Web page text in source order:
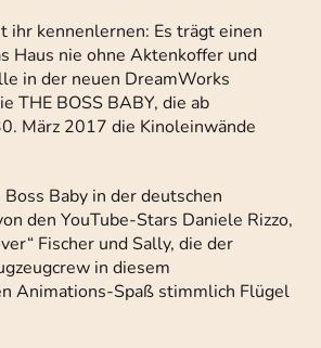
ihr kennenlernen: Es trägt einen
Haus nie ohne Aktenkoffer und
in der neuen DreamWorks
THE BOSS BABY, die ab
März 2017 die Kinoleinwände
Baby in der deutschen
den YouTube-Stars Daniele Rizzo,
Fischer und Sally, die der
in diesem
Animations-Spaß stimmlich Flügel